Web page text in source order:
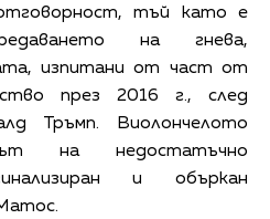
тъй като е
на гнева,
изпитани от част от
през 2016 г., след
Тръмп.
Виолончелото
на недостатъчно
и объркан